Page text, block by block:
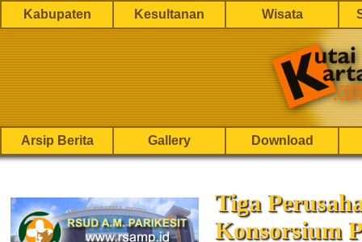
Kabupaten Kesultanan Wisata
Arsip Berita Gallery Download
Tiga
Konsorsium